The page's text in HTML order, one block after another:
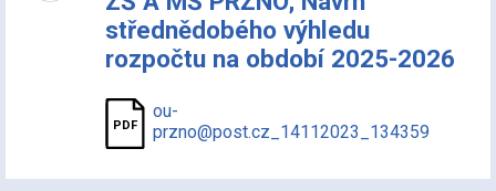
střednědobého výhledu
rozpočtu na období 2025-2026
ou-
przno@post.cz_14112023_134359